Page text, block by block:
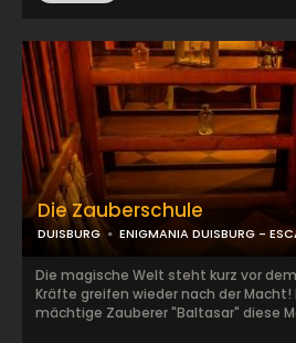
Die Zauberschule
DUISBURG ENIGMANIA DUISBURG -
Die magische Welt steht kurz vor
Kräfte greifen wieder nach der
mächtige Zauberer "Baltasar" diese